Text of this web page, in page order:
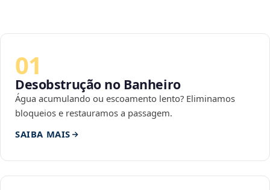
01
Desobstrução no Banheiro
Água acumulando ou escoamento lento? Eliminamos
bloqueios e restauramos a passagem.
SAIBA MAIS